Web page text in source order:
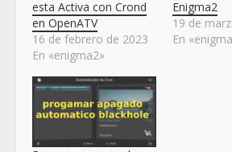
esta Activa con Crond
en OpenATV
16 de febrero de 2023
En «enigma2»
Enigma2
19 de
En